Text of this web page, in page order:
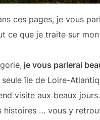
ces pages, je vous
ce que je traite sur
je vous parlerai
île de Loire-
visite aux beaux jours.
histoires … vous y